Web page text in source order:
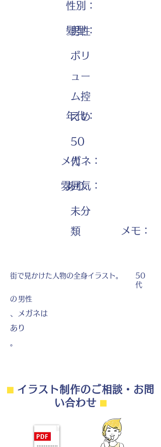
性別：
男性
髪型：
ボリ
ュー
ム控
えめ
年代：
50
代
メガネ：
あり
雰囲気：
未分
類
​メモ：
街で見かけた人物の全身イラスト。
50
代
の 男性
、メガネは
あり
。
⬛︎イラスト制作のご相談・お問
い合わせ ⬛︎